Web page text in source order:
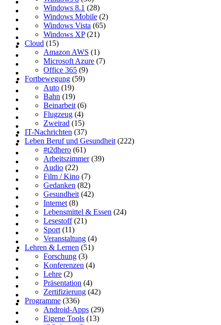
Windows 8.1 (28)
Windows Mobile (2)
Windows Vista (65)
Windows XP(21)
Cloud (15)
Amazon AWS (1)
Microsoft Azure (7)
Office 365 (9)
Fortbewegung (59)
Auto (19)
Bahn (19)
Beinarbeit (6)
Flugzeug (4)
Zweirad (15)
IT-Nachrichten (37)
Leben Beruf und Gesundheit (222)
#t2dhero (61)
Arbeitszimmer(39)
Audio (22)
Film / Kino (7)
Gedanken (82)
Gesundheit (42)
Internet (8)
Lebensmittel & Essen (24)
Lesestoff(21)
Sport (11)
Veranstaltung (4)
Lehren & Lernen (51)
Forschung (3)
Konferenzen (4)
Lehre (2)
Präsentation (4)
Zertifizierung (42)
Programme (336)
Android-Apps (29)
Eigene Tools (13)